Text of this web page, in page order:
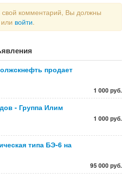
свой комментарий, Вы должны
или войти.
продает
1 000 руб.
- Группа Илим
1 000 руб.
типа БЭ-6 на
95 000 руб.